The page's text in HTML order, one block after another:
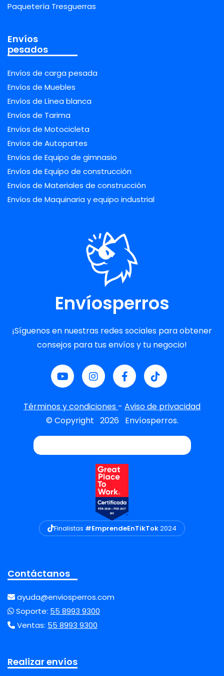
Paquetería Tresguerras
Envíos
pesados
Envíos de carga pesada
Envíos de Muebles
Envíos de Línea blanca
Envíos de Tarima
Envíos de Motocicleta
Envíos de Autopartes
Envíos de Equipo de gimnasio
Envíos de Equipo de construcción
Envíos de Materiales de construcción
Envíos de Maquinaria y equipo industrial
Envíosperros
¡Síguenos en nuestras redes sociales para obtener
consejos para tus envíos y tu negocio!
Términos y condiciones - Aviso de privacidad
© Copyright 2026 Envíosperros.
Finalistas #EmprendeEnTikTok2024
Contáctanos
ayuda@enviosperros.com
Soporte: 55 8993 9300
Ventas: 55 8993 9300
Realizar envíos